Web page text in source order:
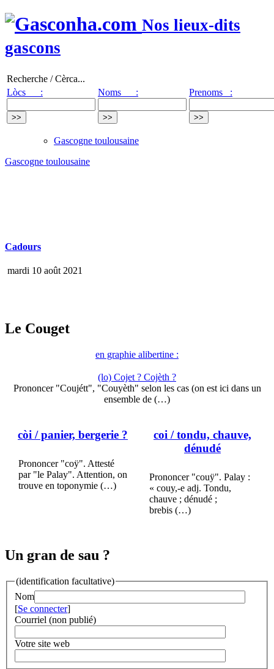
Nos lieux-dits
gascons
Recherche / Cèrca...
Lòcs :
Noms : Prenoms :
Gascogne toulousaine
Gascogne toulousaine
Cadours
mardi 10 août 2021
Le Couget
en graphie alibertine :
(lo) Cojet ? Cojèth ?
Prononcer "Coujétt", "Couyèth" selon les cas (on est ici dans un
ensemble de (…)
còi / panier, bergerie ?
Prononcer "coÿ". Attesté
par "le Palay". Attention, on
trouve en toponymie (…)
coi / tondu, chauve,
dénudé
Prononcer "couÿ". Palay :
« couy,-e adj. Tondu,
chauve ; dénudé ;
brebis (…)
Un gran de sau ?
(identification facultative)
Nom
[Se connecter]
Courriel (non publié)
Votre site web